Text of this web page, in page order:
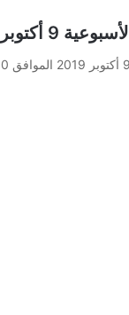
10 صفر 1441